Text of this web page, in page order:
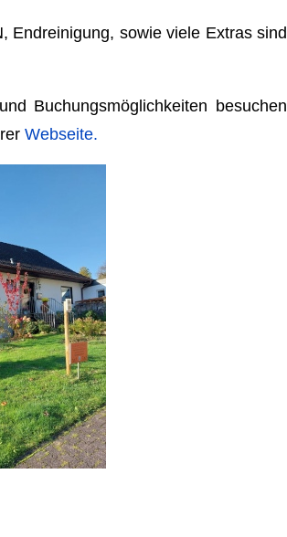
Endreinigung, sowie viele Extras sind
Buchungsmöglichkeiten besuchen
Webseite.